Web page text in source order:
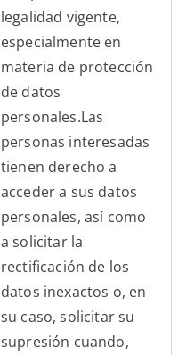
legalidad vigente,
especialmente en
materia de protección
de datos
personales.Las
personas interesadas
tienen derecho a
acceder a sus datos
personales, así como
a solicitar la
rectificación de los
datos inexactos o, en
su caso, solicitar su
supresión cuando,